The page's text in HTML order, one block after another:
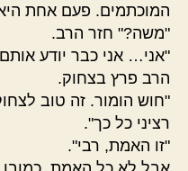
המוכתמים. פעם אחת
"משה?" חזר הרב.
"אני… אני כבר יודע
הרב פרץ בצחוק.
"חוש הומור. זה טוב
רציני כל כך".
"זו האמת, רבי".